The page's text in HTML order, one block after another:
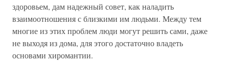
здоровьем, дам надежный совет, как наладить
взаимоотношения с близкими им людьми. Между тем
многие из этих проблем люди могут решить сами, даже
не выходя из дома, для этого достаточно владеть
основами хиромантии.